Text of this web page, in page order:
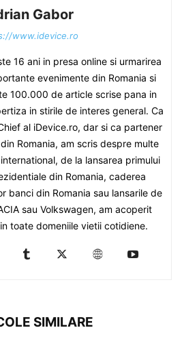
Gabor
www.idevice.ro
16 ani in presa online si urmarirea
evenimente din Romania si
100.000 de article scrise pana in
in stirile de interes general. Ca
al iDevice.ro, dar si ca partener
Romania, am scris despre multe
de la lansarea primului
din Romania, caderea
banci din Romania sau lansarile de
sau Volkswagen, am acoperit
toate domeniile vietii cotidiene.
SIMILARE